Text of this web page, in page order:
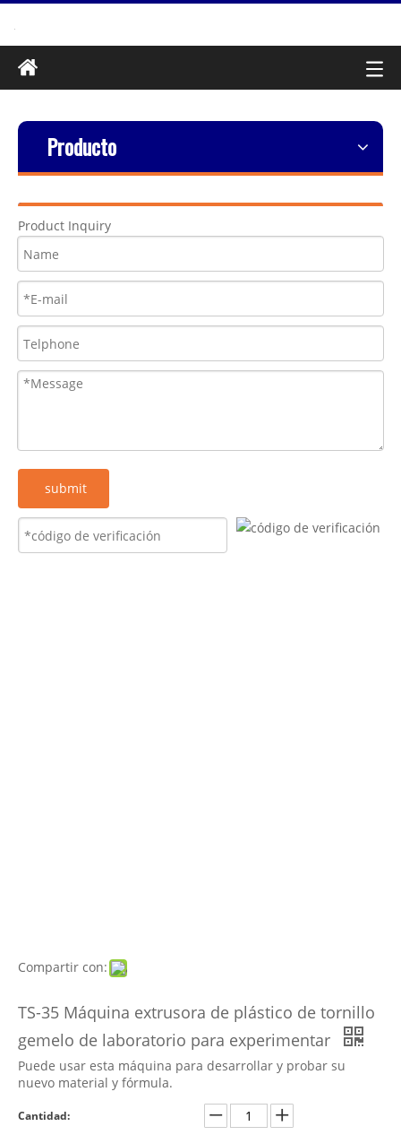
Producto
Product Inquiry
submit
Compartir con:
TS-35 Máquina extrusora de plástico de tornillo
gemelo de laboratorio para experimentar
Puede usar esta máquina para desarrollar y probar su
nuevo material y fórmula.
Cantidad: